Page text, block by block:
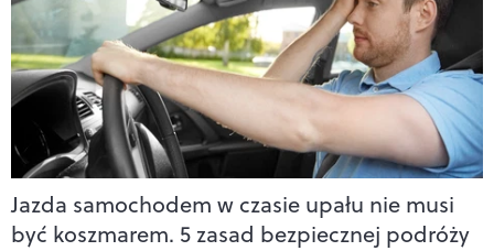
Jazda samochodem w czasie upału nie musi
być koszmarem. 5 zasad bezpiecznej podróży